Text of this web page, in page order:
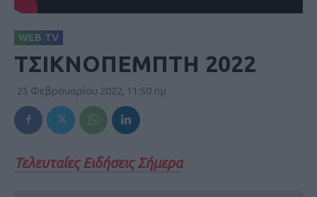
WEB TV
ΤΣΙΚΝΟΠΕΜΠΤΗ 2022
25 Φεβρουαρίου 2022, 11:50 πμ
Τελευταίες Ειδήσεις Σήμερα